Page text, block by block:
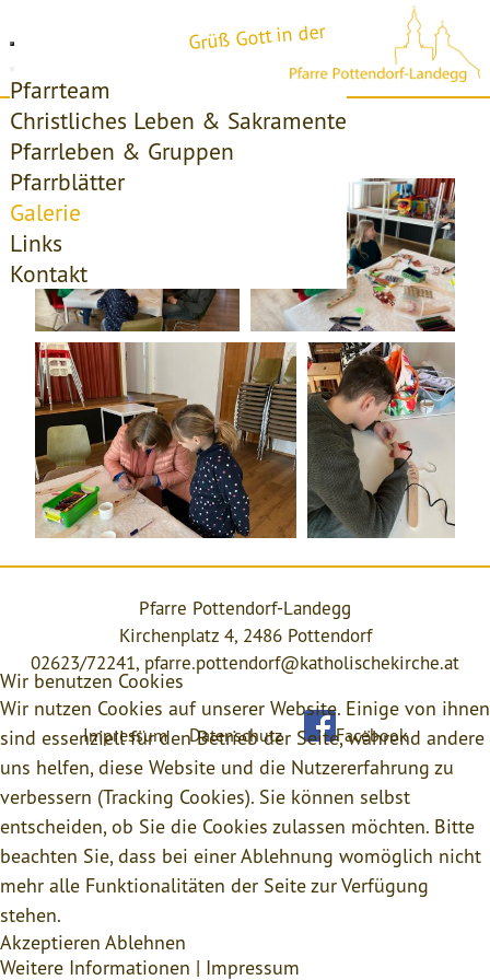
Pfarrteam
Christliches Leben & Sakramente
Pfarrleben & Gruppen
Pfarrblätter
Galerie
Links
Kontakt
Grüß Gott in der
Startseite Galerie Ministrantenstunde
Pfarre Pottendorf-Landegg
Kirchenplatz 4, 2486 Pottendorf
02623/72241, pfarre.pottendorf@katholischekirche.at
Impressum Datenschutz Facebook
Wir benutzen Cookies
Wir nutzen Cookies auf unserer Website. Einige von ihnen
sind essenziell für den Betrieb der Seite, während andere
uns helfen, diese Website und die Nutzererfahrung zu
verbessern (Tracking Cookies). Sie können selbst
entscheiden, ob Sie die Cookies zulassen möchten. Bitte
beachten Sie, dass bei einer Ablehnung womöglich nicht
mehr alle Funktionalitäten der Seite zur Verfügung
stehen.
Akzeptieren Ablehnen
Weitere Informationen | Impressum